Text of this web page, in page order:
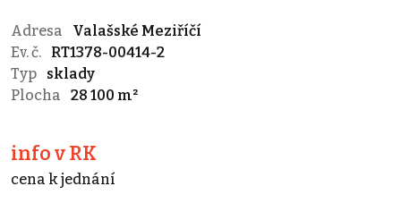
Adresa
Valašské Meziříčí
Ev. č.
RT1378-00414-2
Typ
sklady
Plocha
28 100 m²
info v RK
cena k jednání